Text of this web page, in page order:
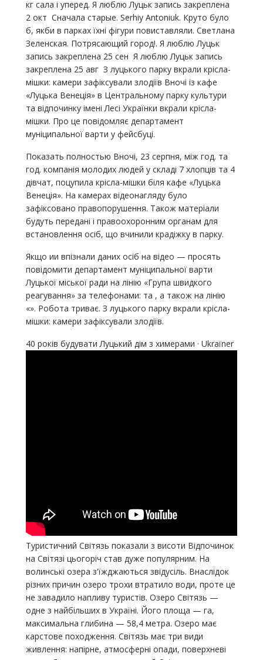
кг сала і уперед. Я люблю Луцьк запись закреплена
2 окт Сначала старые. Serhiy Antoniuk. Круто було
б, якби в парках їхні фігури повиставляли. Светлана
Зеленская. Потрясающий город!. Я люблю Луцьк
запись закреплена 25 сен Я люблю Луцьк запись
закреплена 25 авг З луцького парку вкрали крісла-
мішки: камери зафіксували злодіїв Вночі із кафе
«Луцька Венеція» в Центральному парку культури
та відпочинку імені Лесі Українки вкрали крісла-
мішки. Про це повідомляє департамент
муніципальної варти у фейсбуці.
Показать полностью Вночі, 23 серпня, між год. та
год. компанія молодих людей у складі 7 хлопців та 4
дівчат, поцупила крісла-мішки біля кафе «Луцька
Венеція». На камерах відеонагляду було
зафіксовано правопорушення. Також матеріали
будуть передані і правоохоронним органам для
встановлення осіб, що вчинили крадіжку в парку.
Якщо ии впізнали даних осіб на відео — просять
повідомити департамент муніципальної варти
Луцької міської ради на лінію «Група швидкого
реагування» за телефонами: та , а також на лінію
«». Робота триває. З луцького парку вкрали крісла-
мішки: камери зафіксували злодіїв.
40 років будувати Луцький дім з химерами · Ukraїner
Туристичний Світязь показали з висоти Відпочинок
на Світязі цьогоріч став дуже популярним. На
волинські озера з'їжджаються звідусіль. Внаслідок
різних причин озеро трохи втратило води, проте це
не завадило напливу туристів. Озеро Світязь —
одне з найбільших в Україні. Його площа — га,
максимальна глибина — 58,4 метра. Озеро має
карстове походження. Світязь має три види
живлення: напірне, атмосферні опади, поверхневі